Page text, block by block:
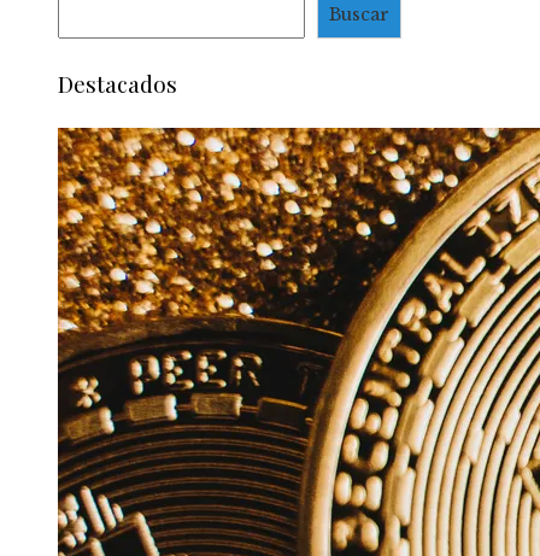
Buscar
Destacados